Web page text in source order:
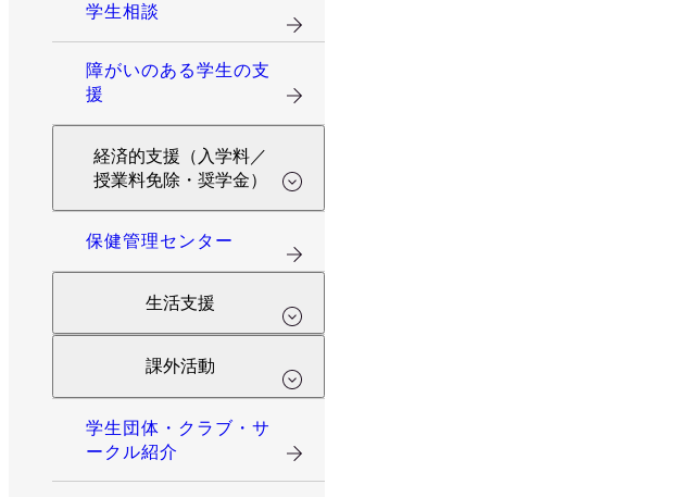
学生相談
障がいのある学生の支
援
経済的支援（入学料／
授業料免除・奨学金）
保健管理センター
生活支援
課外活動
学生団体・クラブ・サ
ークル紹介